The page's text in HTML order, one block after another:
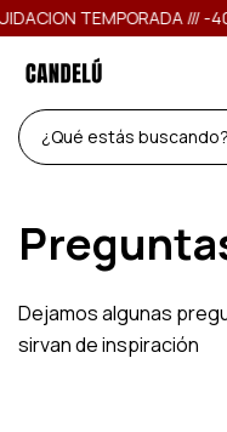
TEMPORADA /// -
Dejamos algunas
sirvan de inspiración